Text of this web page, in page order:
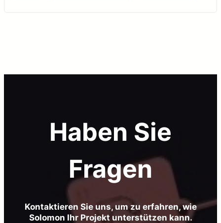
Haben Sie
Fragen
Kontaktieren Sie uns, um zu erfahren, wie
Solomon Ihr Projekt unterstützen kann.